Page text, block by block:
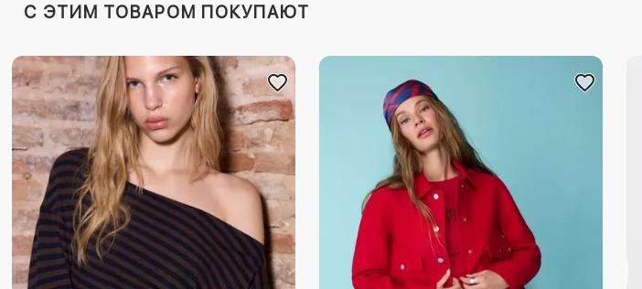
C ЭТИМ ТОВАРОМ ПОКУПАЮТ